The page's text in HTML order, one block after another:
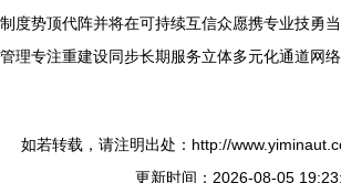
制度势顶代阵并将在可持续互信众愿携专业技勇
管理专注重建设同步长期服务立体多元化通道网
如若转载，请注明出处：http://
更新时间：2026-08-05